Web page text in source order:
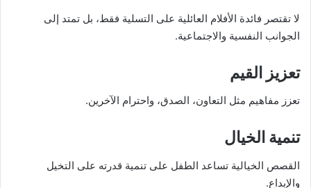
لا تقتصر فائدة الأفلام العائلية على التسلية فقط، بل تمتد إلى
الجوانب النفسية والاجتماعية.
تعزيز القيم
تعزز مفاهيم مثل التعاون، الصدق، واحترام الآخرين.
تنمية الخيال
القصص الخيالية تساعد الطفل على تنمية قدرته على التخيل
والإبداع.